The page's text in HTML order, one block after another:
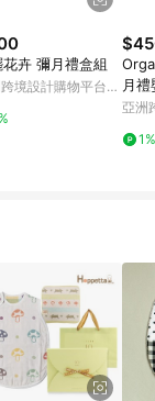
Pinkoi 頁
花卉 彌月禮盒組
境設計購物平台
月
兜/
亞洲
1%